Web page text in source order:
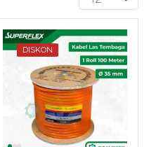
DISKON